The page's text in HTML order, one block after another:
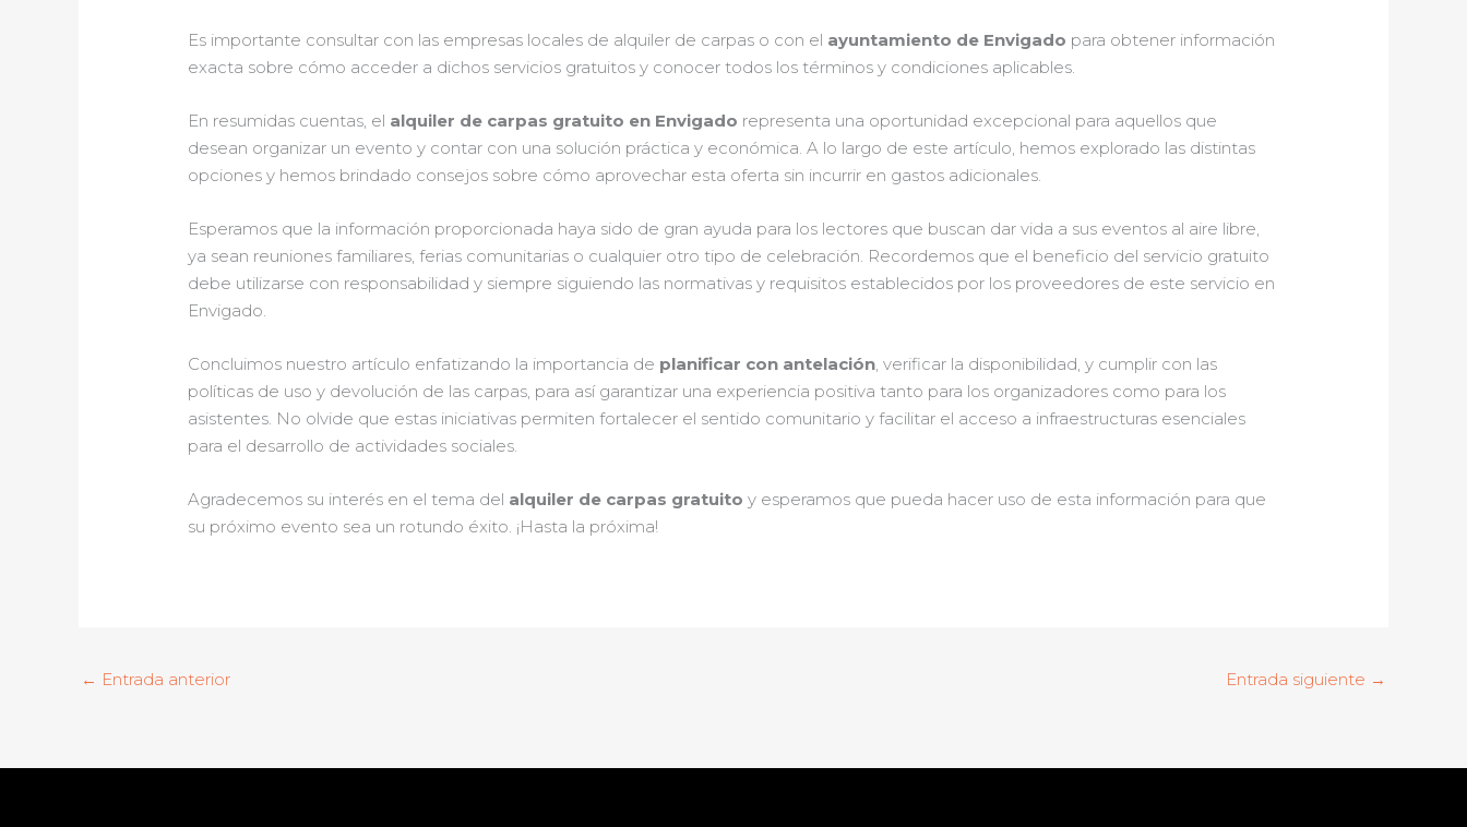
Es importante consultar con las empresas locales de alquiler de carpas o con el ayuntamiento de Envigado para obtener información
exacta sobre cómo acceder a dichos servicios gratuitos y conocer todos los términos y condiciones aplicables.
En resumidas cuentas, el alquiler de carpas gratuito en Envigado representa una oportunidad excepcional para aquellos que
desean organizar un evento y contar con una solución práctica y económica. A lo largo de este artículo, hemos explorado las distintas
opciones y hemos brindado consejos sobre cómo aprovechar esta oferta sin incurrir en gastos adicionales.
Esperamos que la información proporcionada haya sido de gran ayuda para los lectores que buscan dar vida a sus eventos al aire libre,
ya sean reuniones familiares, ferias comunitarias o cualquier otro tipo de celebración. Recordemos que el beneficio del servicio gratuito
debe utilizarse con responsabilidad y siempre siguiendo las normativas y requisitos establecidos por los proveedores de este servicio en
Envigado.
Concluimos nuestro artículo enfatizando la importancia de planificar con antelación, verificar la disponibilidad, y cumplir con las
políticas de uso y devolución de las carpas, para así garantizar una experiencia positiva tanto para los organizadores como para los
asistentes. No olvide que estas iniciativas permiten fortalecer el sentido comunitario y facilitar el acceso a infraestructuras esenciales
para el desarrollo de actividades sociales.
Agradecemos su interés en el tema del alquiler de carpas gratuito y esperamos que pueda hacer uso de esta información para que
su próximo evento sea un rotundo éxito. ¡Hasta la próxima!
← Entrada anterior Entrada siguiente →